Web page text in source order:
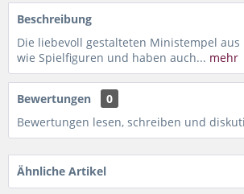
Beschreibung
Die liebevoll gestalteten Ministempel aus
wie Spielfiguren und haben auch... mehr
Bewertungen
0
Bewertungen lesen, schreiben und
Ähnliche Artikel